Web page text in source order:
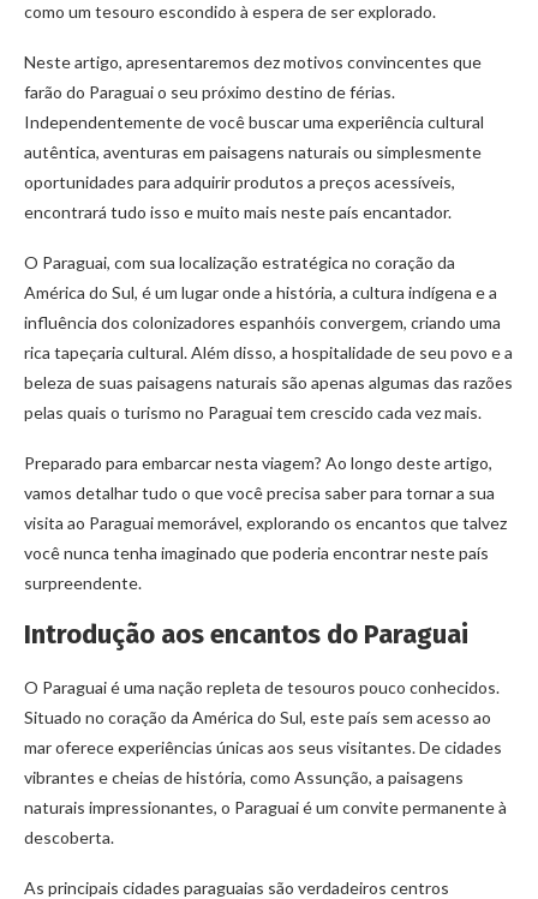
como um tesouro escondido à espera de ser explorado.
Neste artigo, apresentaremos dez motivos convincentes que
farão do Paraguai o seu próximo destino de férias.
Independentemente de você buscar uma experiência cultural
autêntica, aventuras em paisagens naturais ou simplesmente
oportunidades para adquirir produtos a preços acessíveis,
encontrará tudo isso e muito mais neste país encantador.
O Paraguai, com sua localização estratégica no coração da
América do Sul, é um lugar onde a história, a cultura indígena e a
influência dos colonizadores espanhóis convergem, criando uma
rica tapeçaria cultural. Além disso, a hospitalidade de seu povo e a
beleza de suas paisagens naturais são apenas algumas das razões
pelas quais o turismo no Paraguai tem crescido cada vez mais.
Preparado para embarcar nesta viagem? Ao longo deste artigo,
vamos detalhar tudo o que você precisa saber para tornar a sua
visita ao Paraguai memorável, explorando os encantos que talvez
você nunca tenha imaginado que poderia encontrar neste país
surpreendente.
Introdução aos encantos do Paraguai
O Paraguai é uma nação repleta de tesouros pouco conhecidos.
Situado no coração da América do Sul, este país sem acesso ao
mar oferece experiências únicas aos seus visitantes. De cidades
vibrantes e cheias de história, como Assunção, a paisagens
naturais impressionantes, o Paraguai é um convite permanente à
descoberta.
As principais cidades paraguaias são verdadeiros centros